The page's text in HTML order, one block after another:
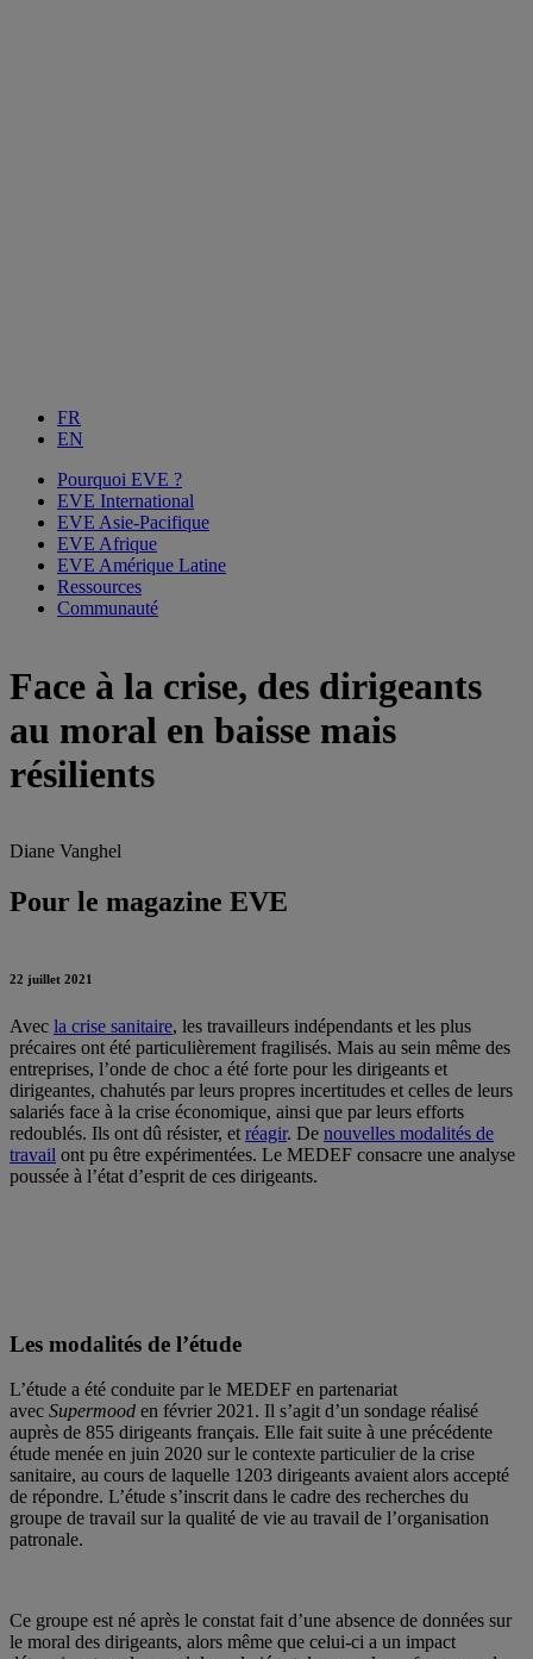
FR
EN
Pourquoi EVE ?
EVE International
EVE Asie-Pacifique
EVE Afrique
EVE Amérique Latine
Ressources
Communauté
Face à la crise, des dirigeants
au moral en baisse mais
résilients
Diane Vanghel
Pour le magazine EVE
22 juillet 2021
Avec la crise sanitaire, les travailleurs indépendants et les plus
précaires ont été particulièrement fragilisés. Mais au sein même des
entreprises, l’onde de choc a été forte pour les dirigeants et
dirigeantes, chahutés par leurs propres incertitudes et celles de leurs
salariés face à la crise économique, ainsi que par leurs efforts
redoublés. Ils ont dû résister, et réagir. De nouvelles modalités de
travail ont pu être expérimentées. Le MEDEF consacre une analyse
poussée à l’état d’esprit de ces dirigeants.
Les modalités de l’étude
L’étude a été conduite par le MEDEF en partenariat
avec Supermood en février 2021. Il s’agit d’un sondage réalisé
auprès de 855 dirigeants français. Elle fait suite à une précédente
étude menée en juin 2020 sur le contexte particulier de la crise
sanitaire, au cours de laquelle 1203 dirigeants avaient alors accepté
de répondre. L’étude s’inscrit dans le cadre des recherches du
groupe de travail sur la qualité de vie au travail de l’organisation
patronale.
Ce groupe est né après le constat fait d’une absence de données sur
le moral des dirigeants, alors même que celui-ci a un impact